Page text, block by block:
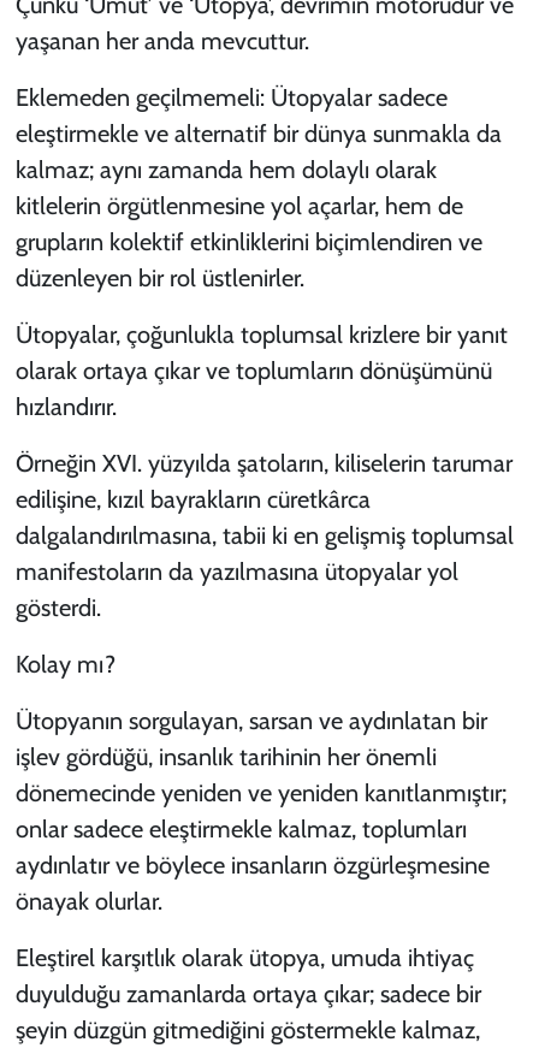
yaşanan her anda mevcuttur.
Eklemeden geçilmemeli: Ütopyalar sadece
eleştirmekle ve alternatif bir dünya sunmakla da
kalmaz; aynı zamanda hem dolaylı olarak
kitlelerin örgütlenmesine yol açarlar, hem de
grupların kolektif etkinliklerini biçimlendiren ve
düzenleyen bir rol üstlenirler.
Ütopyalar, çoğunlukla toplumsal krizlere bir yanıt
olarak ortaya çıkar ve toplumların dönüşümünü
hızlandırır.
Örneğin XVI. yüzyılda şatoların, kiliselerin tarumar
edilişine, kızıl bayrakların cüretkârca
dalgalandırılmasına, tabii ki en gelişmiş toplumsal
manifestoların da yazılmasına ütopyalar yol
gösterdi.
Kolay mı?
Ütopyanın sorgulayan, sarsan ve aydınlatan bir
işlev gördüğü, insanlık tarihinin her önemli
dönemecinde yeniden ve yeniden kanıtlanmıştır;
onlar sadece eleştirmekle kalmaz, toplumları
aydınlatır ve böylece insanların özgürleşmesine
önayak olurlar.
Eleştirel karşıtlık olarak ütopya, umuda ihtiyaç
duyulduğu zamanlarda ortaya çıkar; sadece bir
şeyin düzgün gitmediğini göstermekle kalmaz,